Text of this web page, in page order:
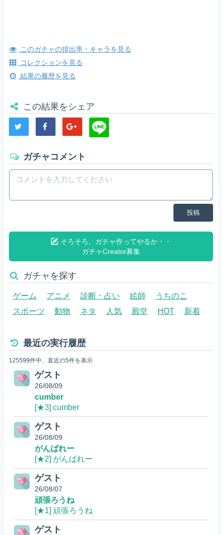
このガチャの排出率・キャラを見る
コレクションを見る
結果の履歴を見る
この結果をシェア
ガチャコメント
投稿
そろそろ、ガチャ作ってやるか・・
ガチャCreator募集
ガチャを探す
ゲーム アニメ 診断・占い 絵師
うちのこ
スポーツ
動物 ネタ 人気 殿堂 HOT 新着
最近の実行履歴
125599件中、直近の5件を表示
ゲスト
26/08/09
cumber
[★3] cumber
ゲスト
26/08/09
がんばれー
[★2] がんばれー
ゲスト
26/08/07
頑張ろうね
[★1] 頑張ろうね
ゲスト